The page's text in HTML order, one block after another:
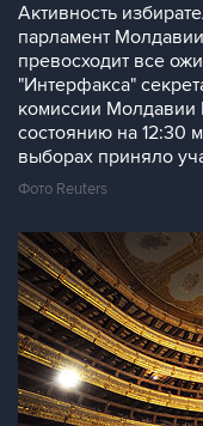
Активность
парламент
превосходит все
"Интерфакса"
комиссии
состоянию на 12:30
выборах приняло
Фото Reuters